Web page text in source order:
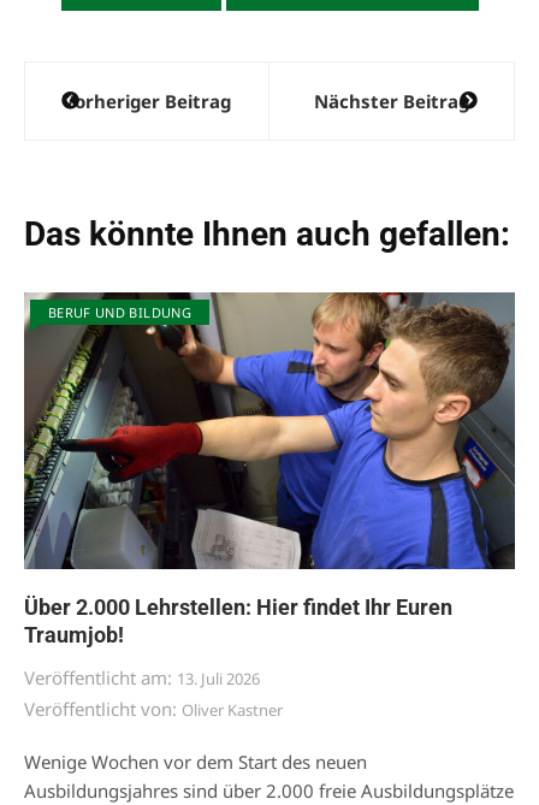
Beitragsnavigation
Vorheriger Beitrag Nächster Beitrag
Das könnte Ihnen auch gefallen:
BERUF UND BILDUNG
Über 2.000 Lehrstellen: Hier findet Ihr Euren
Traumjob!
Veröffentlicht am: 13. Juli 2026
Veröffentlicht von: Oliver Kastner
Wenige Wochen vor dem Start des neuen
Ausbildungsjahres sind über 2.000 freie Ausbildungsplätze